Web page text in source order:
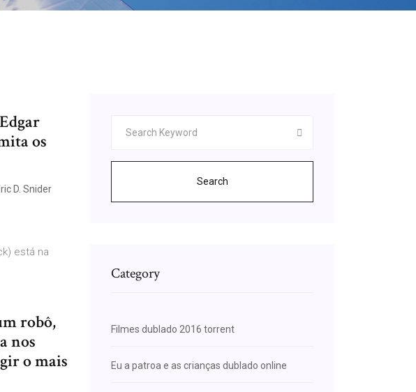
os
D. Snider
está na
robô,
nos
o mais
Search
Category
Filmes dublado 2016 torrent
Eu a patroa e as crianças dublado online